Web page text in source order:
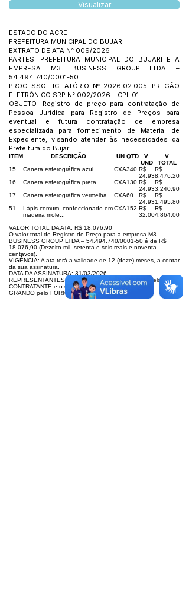
Visualizar
ESTADO DO ACRE
PREFEITURA MUNICIPAL DO BUJARI
EXTRATO DE ATA N° 009/2026
PARTES: PREFEITURA MUNICIPAL DO BUJARI E A
EMPRESA M3. BUSINESS GROUP LTDA –
54.494.740/0001-50.
PROCESSO LICITATÓRIO Nº 2026.02.005: PREGÃO
ELETRÔNICO SRP N° 002/2026 – CPL 01
OBJETO: Registro de preço para contratação de
Pessoa Jurídica para Registro de Preços para
eventual e futura contratação de empresa
especializada para fornecimento de Material de
Expediente, visando atender às necessidades da
Prefeitura do Bujari.
ITEM DESCRIÇÃO UN QTD
V.
UND
V.
TOTAL
15
Caneta esferográfica azul... CXA340 R$
24,93
R$
8.476,20
16
Caneta esferográfica preta... CXA130 R$
24,93
R$
3.240,90
17
Caneta esferográfica vermelha... CXA60
R$
24,93
R$
1.495,80
51
Lápis comum, confeccionado em
madeira mole...
CXA152 R$
32,00
R$
4.864,00
VALOR TOTAL DA ATA: R$ 18.076,90
O valor total de Registro de Preço para a empresa M3.
BUSINESS GROUP LTDA – 54.494.740/0001-50 é de R$
18.076,90 (Dezoito mil, setenta e seis reais e noventa
centavos).
VIGÊNCIA: A ata terá a validade de 12 (doze) meses, a contar
da sua assinatura.
DATA DA ASSINATURA: 31/03/2026.
REPRESENTANTES: João Edvaldo Teles de Lima, pelo
CONTRATANTE e o senhor: MATHEUS ALEXANDRE
GRANDO pelo FORNECEDOR.